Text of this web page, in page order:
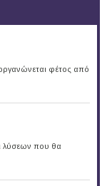
φέτος από
λύσεων που θα